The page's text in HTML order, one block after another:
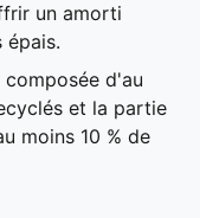
un amorti
épais.
d'au
et la partie
moins 10 % de